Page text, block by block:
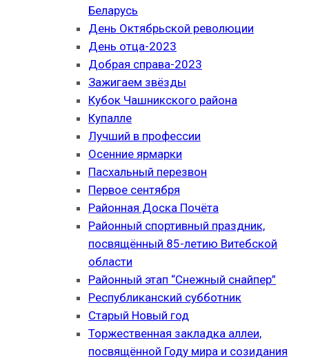
Беларусь
День Октябрьской революции
День отца-2023
Добрая справа-2023
Зажигаем звёзды
Кубок Чашникского района
Купалле
Лучший в профессии
Осенние ярмарки
Пасхальный перезвон
Первое сентября
Районная Доска Почёта
Районный спортивный праздник,
посвящённый 85-летию Витебской
области
Районный этап “Снежный снайпер”
Республиканский субботник
Старый Новый год
Торжественная закладка аллеи,
посвящённой Году мира и созидания